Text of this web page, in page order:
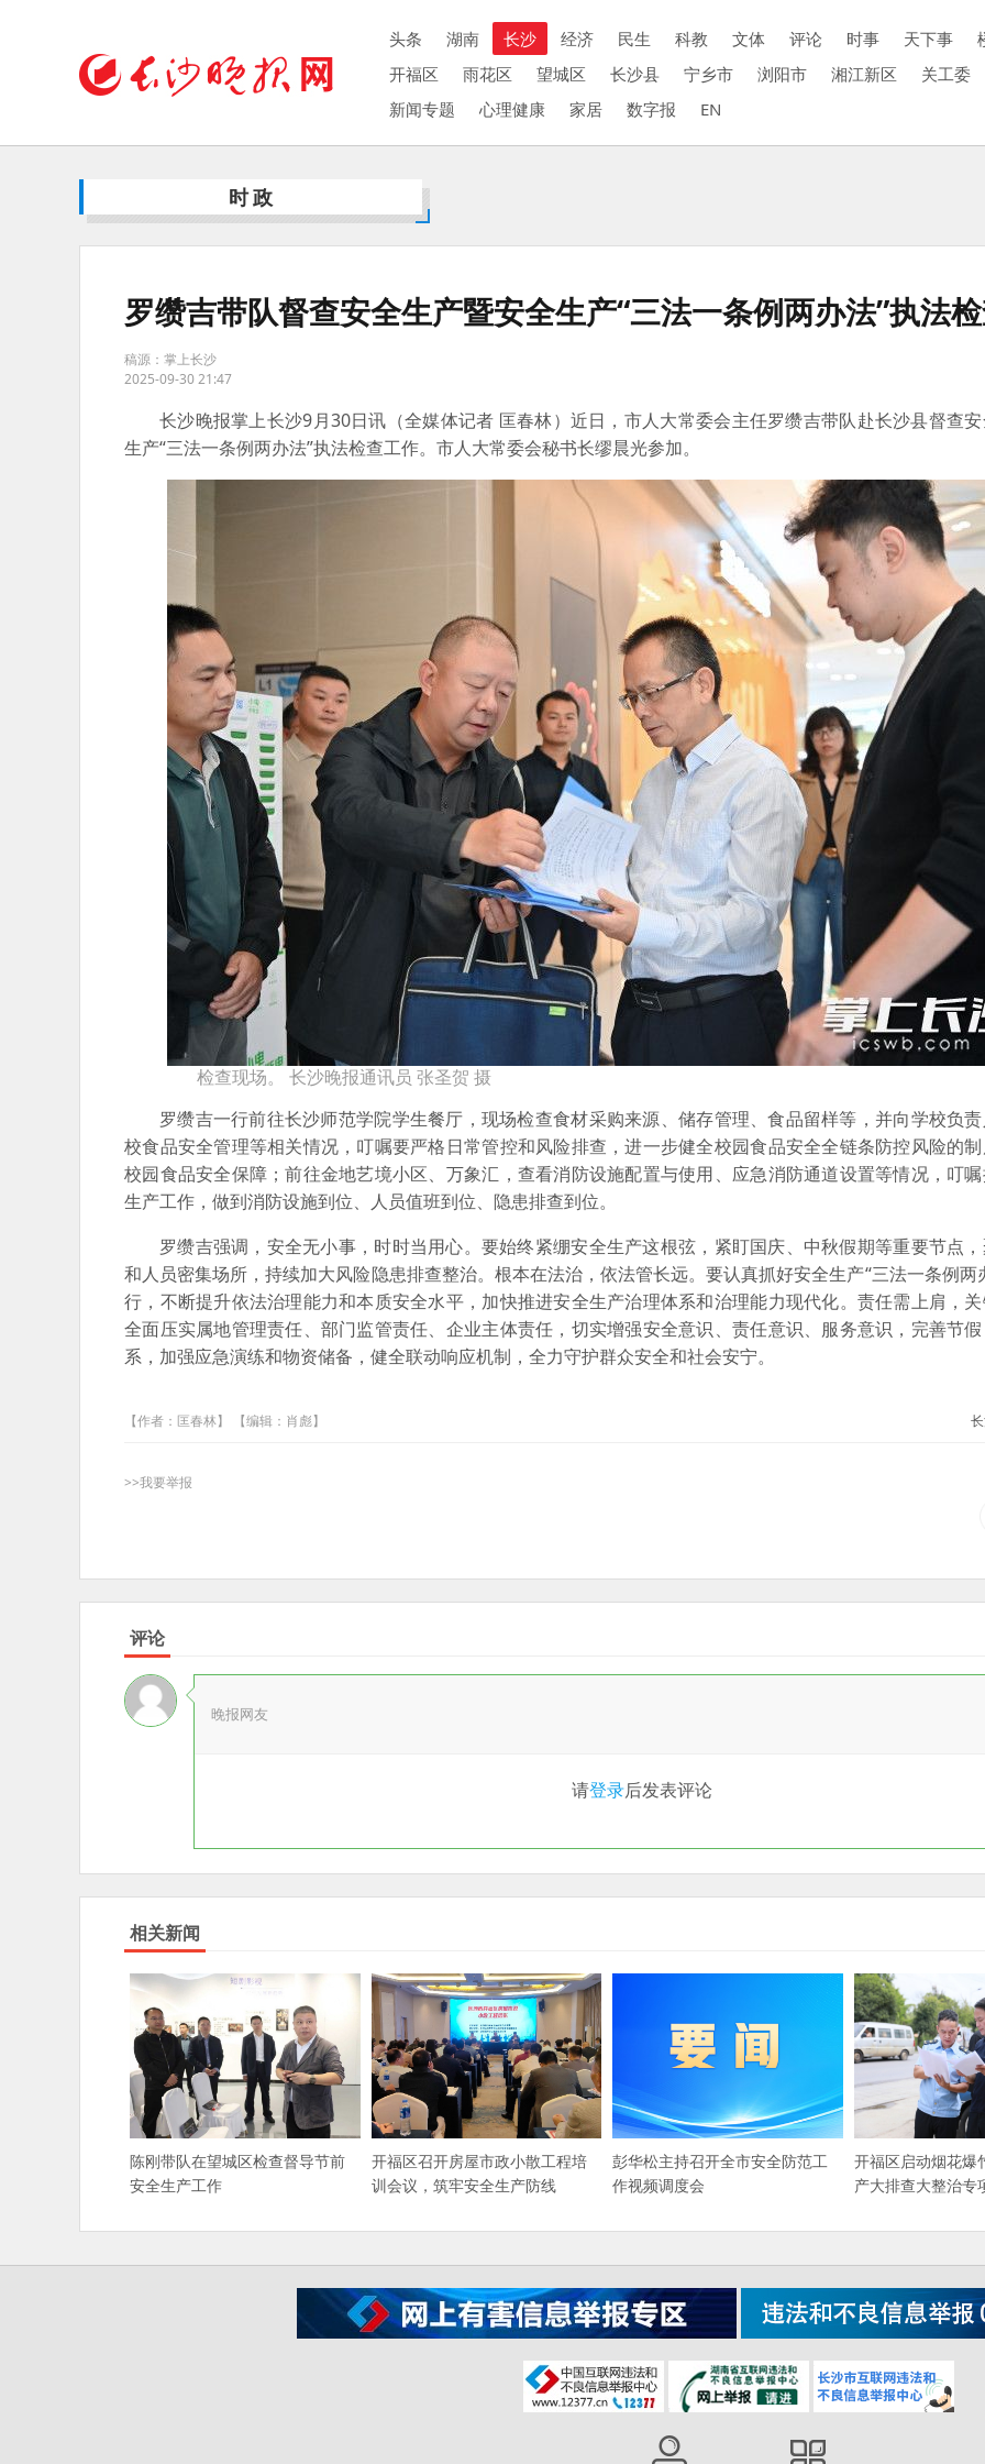
头条 湖南 长沙 经济 民生 科教 文体 评论 时事 天下事
开福区
雨花区 望城区 长沙县 宁乡市 浏阳市 湘江新区
关工委
新闻专题
心理健康 家居 数字报 EN
时政
罗缵吉带队督查安全生产暨安全生产“三法一条例两办法”执法
稿源：掌上长沙
2025-09-30 21:47
长沙晚报掌上长沙9月30日讯（全媒体记者 匡春林）近日，市人大常委会主任罗缵吉带队赴长沙县督查
生产“三法一条例两办法”执法检查工作。市人大常委会秘书长缪晨光参加。
检查现场。 长沙晚报通讯员 张圣贺 摄
罗缵吉一行前往长沙师范学院学生餐厅，现场检查食材采购来源、储存管理、食品留样等，并向学校负
校食品安全管理等相关情况，叮嘱要严格日常管控和风险排查，进一步健全校园食品安全全链条防控风险的
校园食品安全保障；前往金地艺境小区、万象汇，查看消防设施配置与使用、应急消防通道设置等情况，叮
生产工作，做到消防设施到位、人员值班到位、隐患排查到位。
罗缵吉强调，安全无小事，时时当用心。要始终紧绷安全生产这根弦，紧盯国庆、中秋假期等重要节点
和人员密集场所，持续加大风险隐患排查整治。根本在法治，依法管长远。要认真抓好安全生产“三法一条例两
行，不断提升依法治理能力和本质安全水平，加快推进安全生产治理体系和治理能力现代化。责任需上肩，
全面压实属地管理责任、部门监管责任、企业主体责任，切实增强安全意识、责任意识、服务意识，完善节
系，加强应急演练和物资储备，健全联动响应机制，全力守护群众安全和社会安宁。
【作者：匡春林】 【编辑：肖彪】
>>我要举报
评论
晚报网友
请登录后发表评论
相关新闻
陈刚带队在望城区检查督导节前
安全生产工作
开福区召开房屋市政小散工程培
训会议，筑牢安全生产防线
​彭华松主持召开全市安全防范工
作视频调度会
开福区启动烟花爆
产大排查大整治专